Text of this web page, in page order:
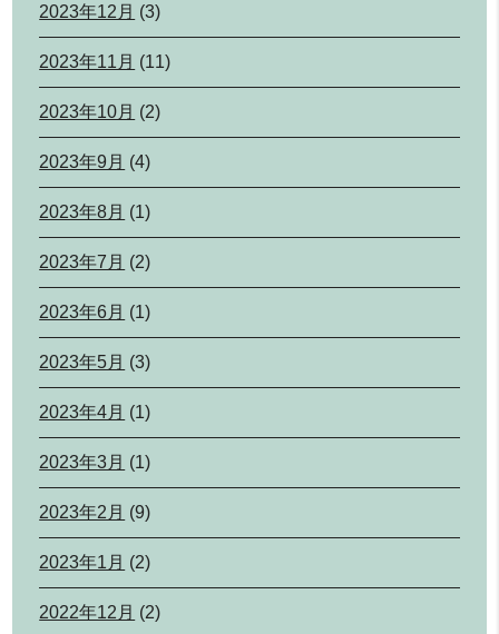
2023年12月 (3)
2023年11月 (11)
2023年10月 (2)
2023年9月 (4)
2023年8月 (1)
2023年7月 (2)
2023年6月 (1)
2023年5月 (3)
2023年4月 (1)
2023年3月 (1)
2023年2月 (9)
2023年1月 (2)
2022年12月 (2)